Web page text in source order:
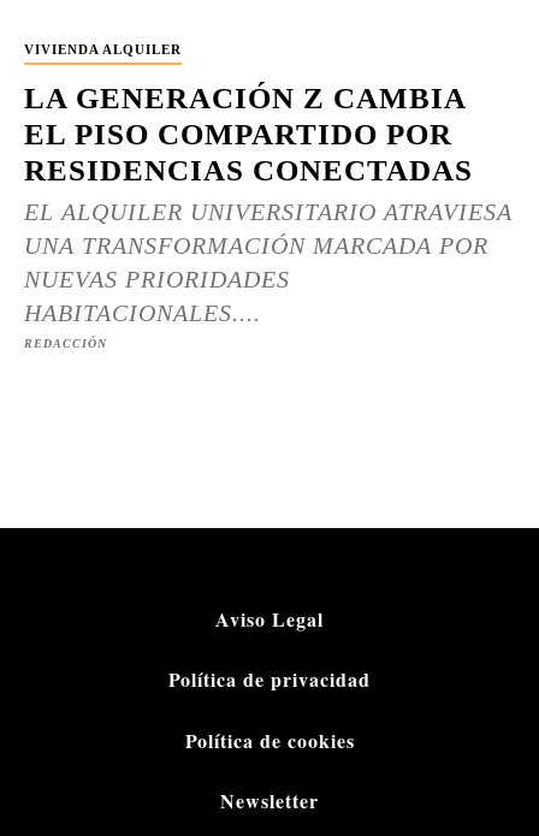
VIVIENDA ALQUILER
LA GENERACIÓN Z CAMBIA
EL PISO COMPARTIDO POR
RESIDENCIAS CONECTADAS
EL ALQUILER UNIVERSITARIO ATRAVIESA
UNA TRANSFORMACIÓN MARCADA POR
NUEVAS PRIORIDADES
HABITACIONALES....
REDACCIÓN
Aviso Legal
Política de privacidad
Política de cookies
Newsletter